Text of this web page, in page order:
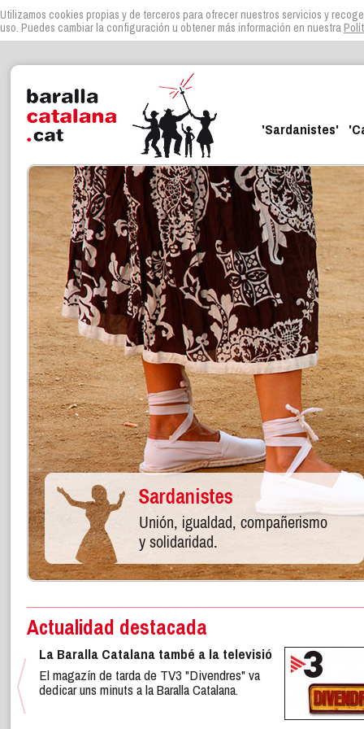
Utilizamos cookies propias y de terceros para ofrecer nuestros servicios y
uso. Puedes cambiar la configuración u obtener más información en nuestra
'Sardanistes'
Actualidad destacada
La Baralla Catalana també a la televisió
El magazín de tarda de TV3 "Divendres" va
dedicar uns minuts a la Baralla Catalana.